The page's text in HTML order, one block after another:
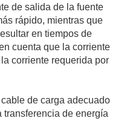
de salida de la fuente
rápido, mientras que
en tiempos de
cuenta que la corriente
corriente requerida por
de carga adecuado
transferencia de energía